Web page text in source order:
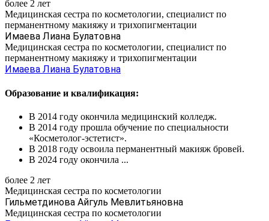
более 2 лет
Медицинская сестра по косметологии, специалист по
перманентному макияжу и трихопигментации
Имаева Лиана Булатовна
Медицинская сестра по косметологии, специалист по
перманентному макияжу и трихопигментации
Имаева Лиана Булатовна
Образование и квалификация:
В 2014 году окончила медицинский колледж.
В 2014 году прошла обучение по специальности
«Косметолог-эстетист».
В 2018 году освоила перманентный макияж бровей.
В 2024 году окончила ...
более 2 лет
Медицинская сестра по косметологии
Гильметдинова Айгуль Мевлитьяновна
Медицинская сестра по косметологии